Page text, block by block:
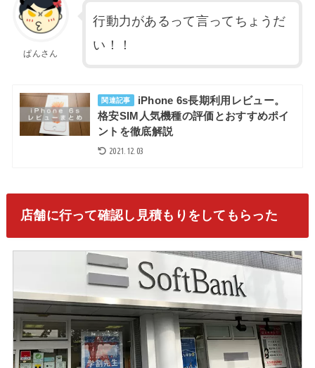
ぱんさん
行動力があるって言ってちょうだ
い！！
関連記事
iPhone 6s長期利用レビュー。
格安SIM人気機種の評価とおすすめポイ
ントを徹底解説
2021.12.03
店舗に行って確認し見積もりをしてもらった